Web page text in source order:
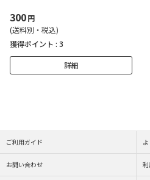
300円
(送料別・税込)
獲得ポイント : 3
詳細
ご利用ガイド
お問い合わせ